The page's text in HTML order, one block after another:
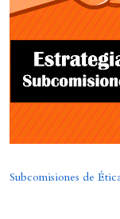
Subcomisiones de